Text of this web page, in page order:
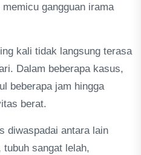
gangguan irama
kali tidak langsung terasa
Dalam beberapa kasus,
beberapa jam hingga
berat.
diwaspadai antara lain
sangat lelah,